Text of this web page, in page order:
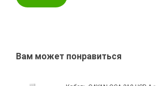
Вам может понравиться